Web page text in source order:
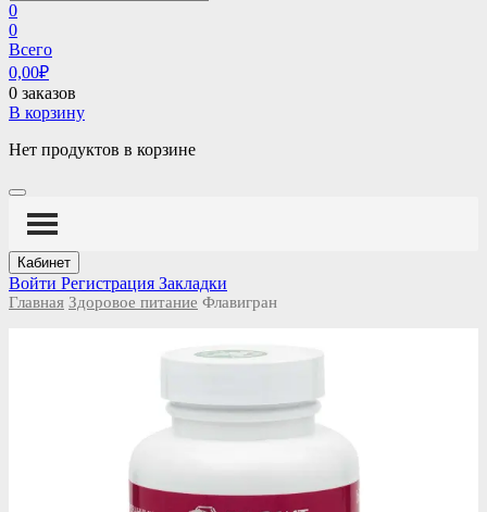
0
0
Всего
0,00₽
0 заказов
В корзину
Нет продуктов в корзине
Кабинет
Войти Регистрация Закладки
Главная Здоровое питание Флавигран